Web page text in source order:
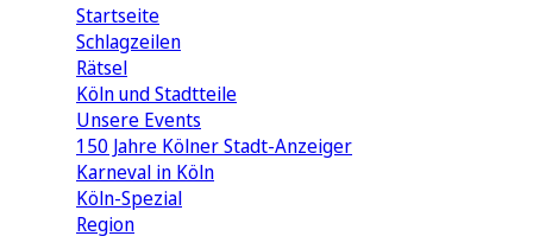
Startseite
Schlagzeilen
Rätsel
Köln und Stadtteile
Unsere Events
150 Jahre Kölner Stadt-Anzeiger
Karneval in Köln
Köln-Spezial
Region